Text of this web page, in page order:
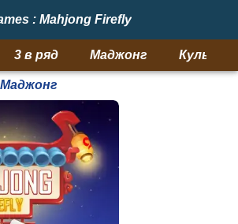
: Mahjong Firefly
3 в ряд Маджонг Кульки
Маджонг